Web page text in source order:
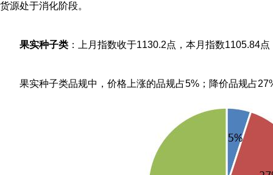
货源处于消化阶段。
果实种子类 ：上月指数收于1130.2点，本月指数1105.84
果实种子类品规中，价格上涨的品规占5%；降价品规占